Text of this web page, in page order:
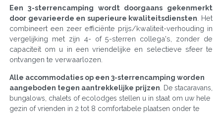
Een 3-sterrencamping wordt doorgaans gekenmerkt
door gevarieerde en superieure kwaliteitsdiensten . Het
combineert een zeer efficiënte prijs/kwaliteit-verhouding in
vergelijking met zijn 4- of 5-sterren collega's, zonder de
capaciteit om u in een vriendelijke en selectieve sfeer te
ontvangen te verwaarlozen.
Alle accommodaties op een 3-sterrencamping worden
aangeboden tegen aantrekkelijke prijzen . De stacaravans,
bungalows, chalets of ecolodges stellen u in staat om uw hele
gezin of vrienden in 2 tot 8 comfortabele plaatsen onder te